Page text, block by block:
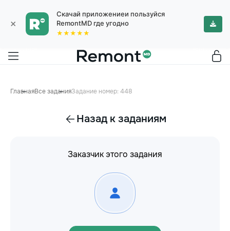
×
Скачай приложениеи пользуйся
RemontMD где угодно
★★★★★
ГлавнаяВсе заданияЗадание номер: 448
Назад к заданиям
Заказчик этого задания